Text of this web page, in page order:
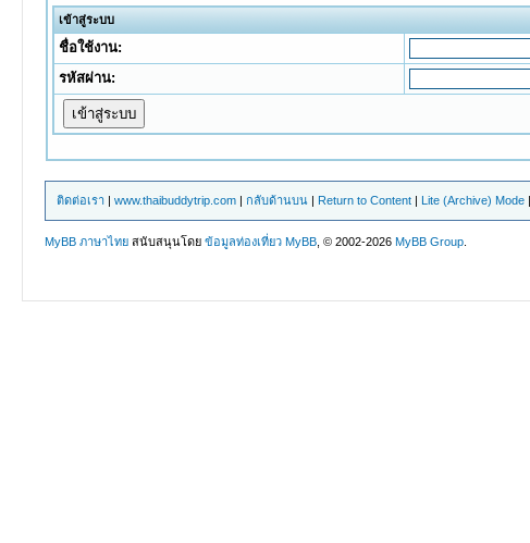
เข้าสู่ระบบ
ชื่อใช้งาน:
รหัสผ่าน:
ติดต่อเรา |www.thaibuddytrip.com |กลับด้านบน | Return to Content | Lite (Archive) Mode |
MyBB ภาษาไทย สนับสนุนโดยข้อมูลท่องเที่ยว MyBB , © 2002-2026MyBB Group